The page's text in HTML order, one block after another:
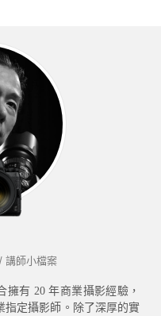
/ 講師小檔案
有 20 年商業攝影經驗，
指定攝影師。除了深厚的實